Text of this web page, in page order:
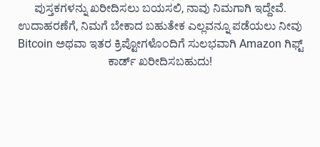
ಪುಸ್ತಕಗಳನ್ನು ಖರೀದಿಸಲು ಬಯಸಲಿ, ನಾವು ನಿಮಗಾಗಿ ಇದ್ದೇವೆ.
ಉದಾಹರಣೆಗೆ, ನಿಮಗೆ ಬೇಕಾದ ಬಹುತೇಕ ಎಲ್ಲವನ್ನೂ ಪಡೆಯಲು ನೀವು
Bitcoin ಅಥವಾ ಇತರ ಕ್ರಿಪ್ಟೋಗಳೊಂದಿಗೆ ಸುಲಭವಾಗಿ Amazon ಗಿಫ್ಟ್
ಕಾರ್ಡ್ ಖರೀದಿಸಬಹುದು!